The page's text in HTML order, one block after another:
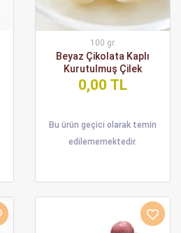
100 gr.
Beyaz Çikolata Kaplı
Kurutulmuş Çilek
0,00 TL
Bu ürün geçici olarak temin
edilememektedir.